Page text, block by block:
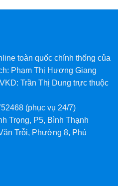
toàn quốc chính thống của
Phạm Thị Hương Giang
Trần Thị Dung trực thuộc
(phục vụ 24/7)
Trọng, P5, Bình Thạnh
Trỗi, Phường 8, Phú